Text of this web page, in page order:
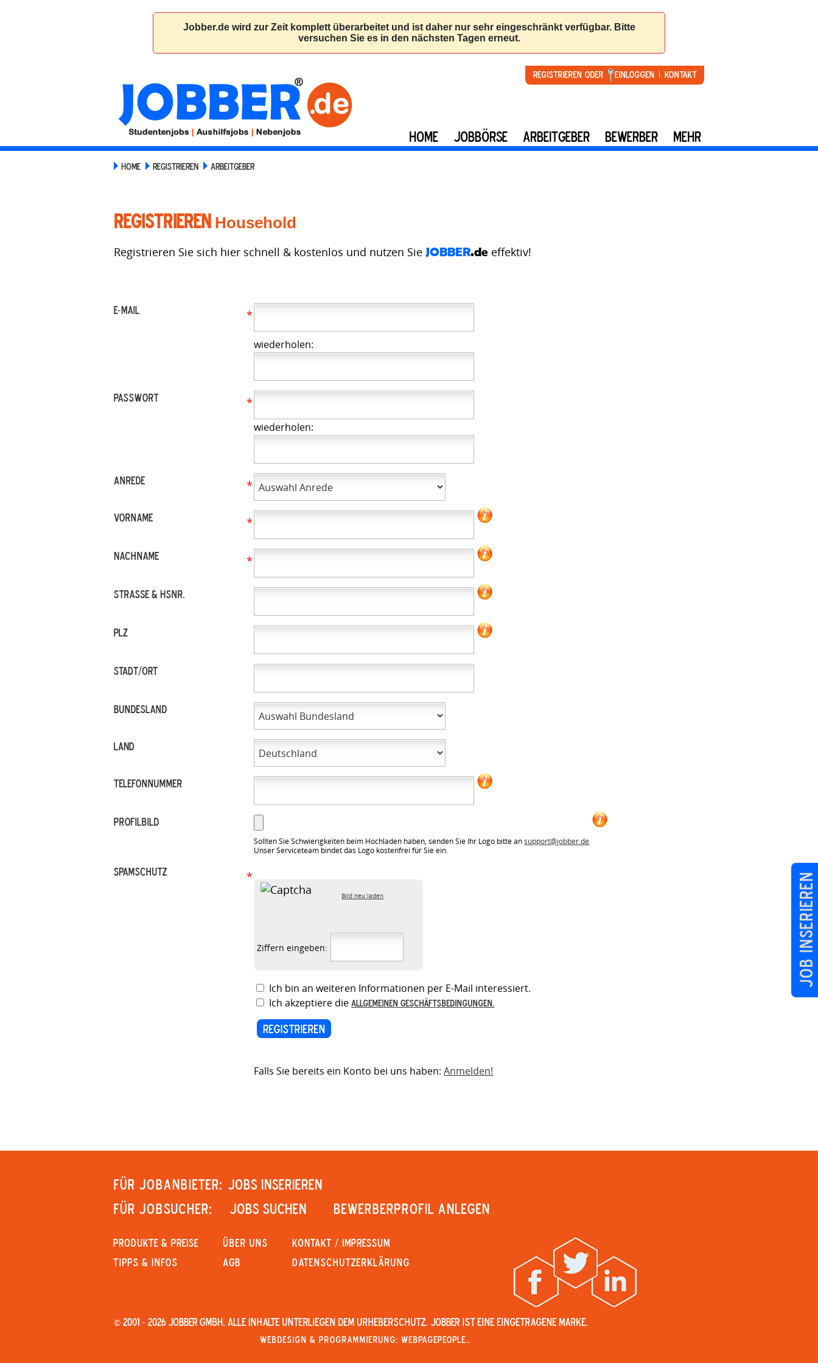
Job inserieren
Registrieren oder Einloggen Kontakt
HOME JOBBÖRSE ARBEITGEBER BEWERBER MEHR
HOME REGISTRIEREN ARBEITGEBER
Registrieren Household
Registrieren Sie sich hier schnell & kostenlos und nutzen Sie JOBBER.de effektiv!
E-Mail *
wiederholen:
Passwort *
wiederholen:
Anrede *
Vorname *
Nachname *
Straße & Hsnr.
PLZ
STADT/ORT
Bundesland
LAND
Telefonnummer
Profilbild
Sollten Sie Schwierigkeiten beim Hochladen haben, senden Sie Ihr Logo bitte ansupport@jobber.de
Unser Serviceteam bindet das Logo kostenfrei für Sie ein.
Spamschutz *
Bild neu laden
Ziffern eingeben:
Ich bin an weiteren Informationen per E-Mail interessiert.
Ich akzeptiere dieAllgemeinen Geschäftsbedingungen.
Falls Sie bereits ein Konto bei uns haben:Anmelden!
Für Jobanbieter: JOBS INSERIEREN
Für Jobsucher:
JOBS SUCHEN Bewerberprofil anlegen
PRODUKTE & PREISE
Tipps & Infos
Über uns
AGB
KONTAKT / IMPRESSUM
Datenschutzerklärung
© 2001 - 2026 JOBBER GmbH. Alle Inhalte unterliegen dem Urheberschutz. JOBBER ist eine eingetragene Marke.
Webdesign & Programmierung: WebpagePeople..